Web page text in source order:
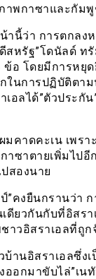
าพกาซาและกัมพู
านี้ว่า การตกลง
สหรัฐ”โดนัลด์ ท
อ โดยมีการหยุด
ในการปฏิบัติตาม
เอลได้”ตัวประกั
มคาดคะเน เพรา
าซาตายเพิ่มไปอี
สองนาย
”คงยืนกรานว่า
ดียวกันกับที่อิสร
าวอิสราเอลที่ถู
านอิสราเอลซึ่งเ
ออกมาขับไล่”เน